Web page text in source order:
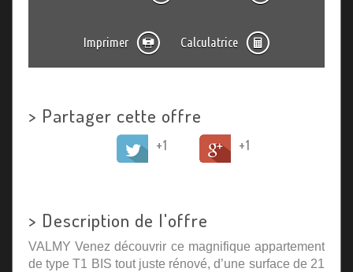
Imprimer Calculatrice
> Partager cette offre
+1 +1
> Description de l'offre
VALMY Venez découvrir ce magnifique appartement
de type T1 BIS tout juste rénové, d’une surface de 21